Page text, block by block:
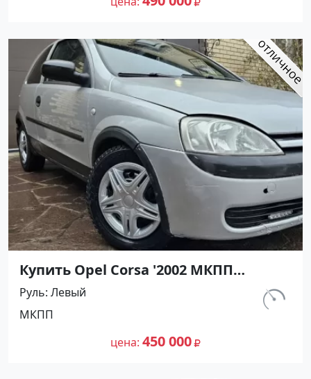
Купить Opel Corsa '2002 МКПП
(1198/75 л.с.) Бензин инжектор Усть-
Лабинск цвет Серебристый Хетчбэк
по цене 450000 рублей, объявление
№27488 на сайте Авторынок23
км.
Руль Левый
МКПП
цена 450 000